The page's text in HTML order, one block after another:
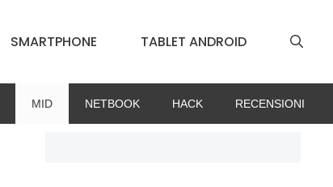
SMARTPHONE TABLET ANDROID
MID NETBOOK HACK RECENSIONI